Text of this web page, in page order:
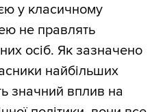
у класичному
не правлять
осіб. Як зазначено
найбільших
значний вплив на